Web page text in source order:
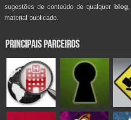
sugestões de conteúdo de qualquer blog
material publicado.